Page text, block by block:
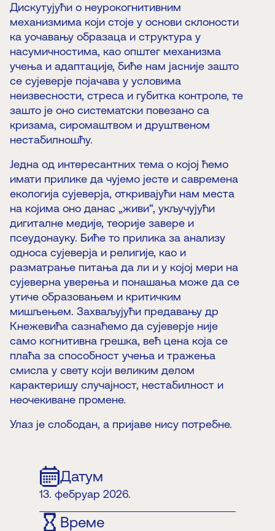
Дискутујући о неурокогнитивним
механизмима који стоје у основи склоности
ка уочавању образаца и структура у
насумичностима, као општег механизма
учења и адаптације, биће нам јасније зашто
се сујеверје појачава у условима
неизвесности, стреса и губитка контроле, те
зашто је оно систематски повезано са
кризама, сиромаштвом и друштвеном
нестабилношћу.
Једна од интересантних тема о којој ћемо
имати прилике да чујемо јесте и савремена
екологија сујеверја, откривајући нам места
на којима оно данас „живи“, укључујући
дигиталне медије, теорије завере и
псеудонауку. Биће то прилика за анализу
односа сујеверја и религије, као и
разматрање питања да ли и у којој мери на
сујеверна уверења и понашања може да се
утиче образовањем и критичким
мишљењем. Захваљујући предавању др
Кнежевића сазнаћемо да сујеверје није
само когнитивна грешка, већ цена која се
плаћа за способност учења и тражења
смисла у свету који великим делом
карактеришу случајност, нестабилност и
неочекиване промене.
Улаз је слободан, а пријаве нису потребне.
Датум
13. фебруар 2026.
Време